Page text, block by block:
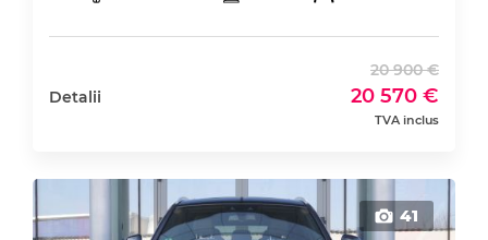
Detalii
20 900 €
20 570 €
TVA inclus
41